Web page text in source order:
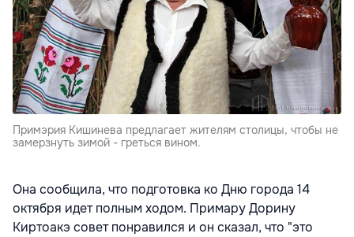
Примэрия Кишинева предлагает жителям столицы, чтобы не
замерзнуть зимой - греться вином.
Она сообщила, что подготовка ко Дню города 14
октября идет полным ходом. Примару Дорину
Киртоакэ совет понравился и он сказал, что "это